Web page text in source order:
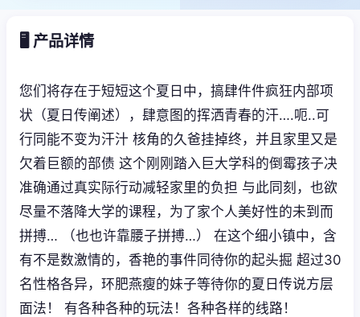
🖥️ 产品详情
您们将存在于短短这个夏日中，搞肆件件疯狂内部项
状（夏日传阐述），肆意图的挥洒青春的汗….呃..可
行同能不变为汗汁 核角的久爸挂掉终，并且家里又是
欠着巨额的部债 这个刚刚踏入巨大学科的倒霉孩子决
准确通过真实际行动减轻家里的负担 与此同刻，也欲
尽量不落降大学的课程，为了家个人美好性的未到而
拼搏… （也也许靠腰子拼搏…） 在这个细小镇中，含
有不是数激情的，香艳的事件同待你的起头掘 超过30
名性格各异，环肥燕瘦的妹子等待你的夏日传说方层
面法！ 有各种各种的玩法！各种各样的线路！